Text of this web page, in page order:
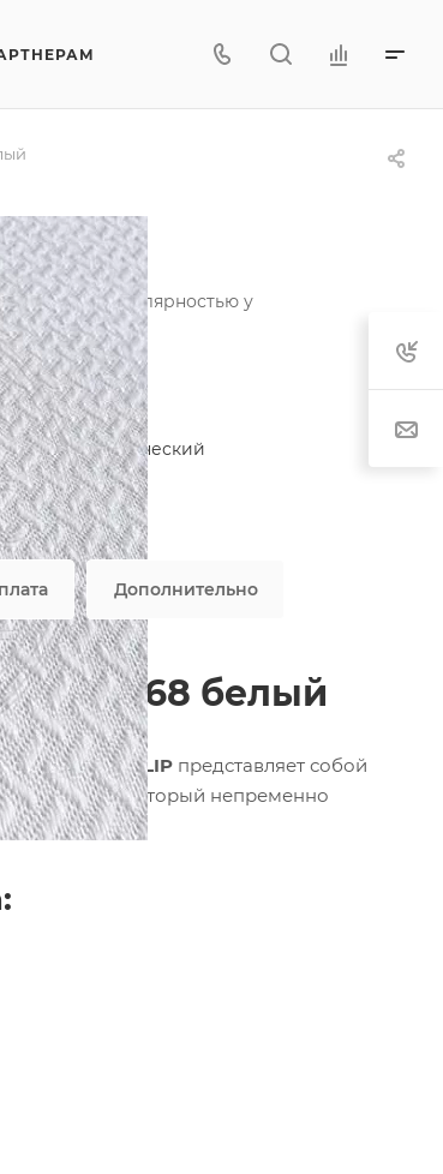
популярностью у
синтетический
45.4%PP
Дополнительно
17N3468 белый
ANTISLIP представляет собой
нитями, который непременно